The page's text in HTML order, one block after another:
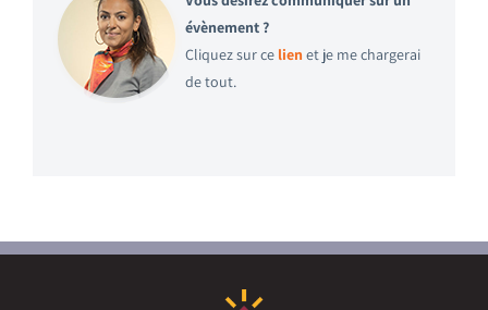
évènement ?
Cliquez sur ce lien et je me chargerai
de tout.